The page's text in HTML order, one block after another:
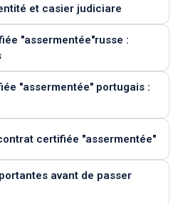
et casier judiciare
"assermentée"russe :
"assermentée" portugais :
certifiée "assermentée"
avant de passer